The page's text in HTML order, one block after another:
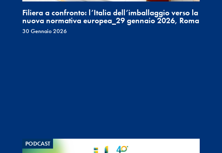
Filiera a confronto: l’Italia dell’imballaggio verso la
nuova normativa europea_29 gennaio 2026, Roma
30 Gennaio 2026
PODCAST